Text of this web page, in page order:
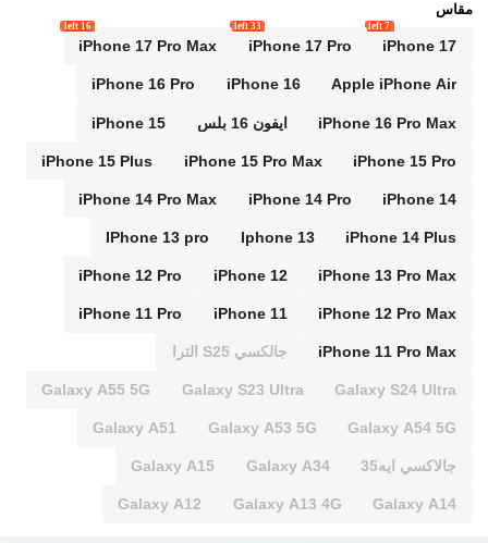
مقاس
iPhone 17
7 left
iPhone 17 Pro
33 left
iPhone 17 Pro Max
16 left
Apple iPhone Air
iPhone 16
iPhone 16 Pro
iPhone 16 Pro Max ايفون 16 بلس iPhone 15
iPhone 15 Pro
iPhone 15 Pro Max
iPhone 15 Plus
iPhone 14
iPhone 14 Pro
iPhone 14 Pro Max
iPhone 14 Plus
Iphone 13
IPhone 13 pro
iPhone 13 Pro Max
iPhone 12
iPhone 12 Pro
iPhone 12 Pro Max
iPhone 11
iPhone 11 Pro
iPhone 11 Pro Max جالكسي S25 الترا
Galaxy S24 Ultra
Galaxy S23 Ultra
Galaxy A55 5G
Galaxy A54 5G
Galaxy A53 5G
Galaxy A51
جالاكسي ايه35 Galaxy A34
Galaxy A15
Galaxy A14
Galaxy A13 4G
Galaxy A12